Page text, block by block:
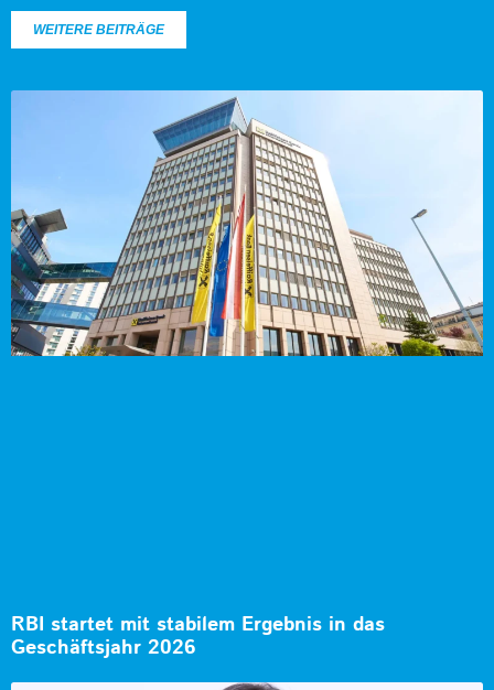
WEITERE BEITRÄGE
RBI startet mit stabilem Ergebnis in das
Geschäftsjahr 2026